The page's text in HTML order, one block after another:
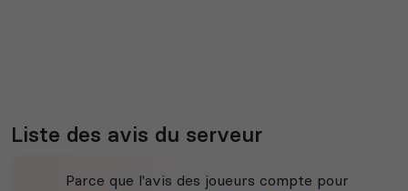
Liste des avis du serveur
Parce que l'avis des joueurs compte pour